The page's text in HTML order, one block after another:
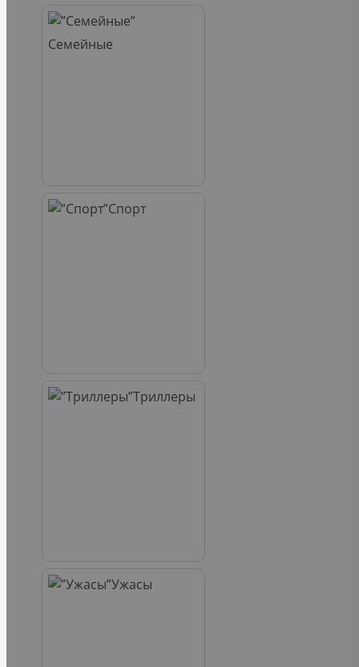
Семейные
Спорт
Триллеры
Ужасы